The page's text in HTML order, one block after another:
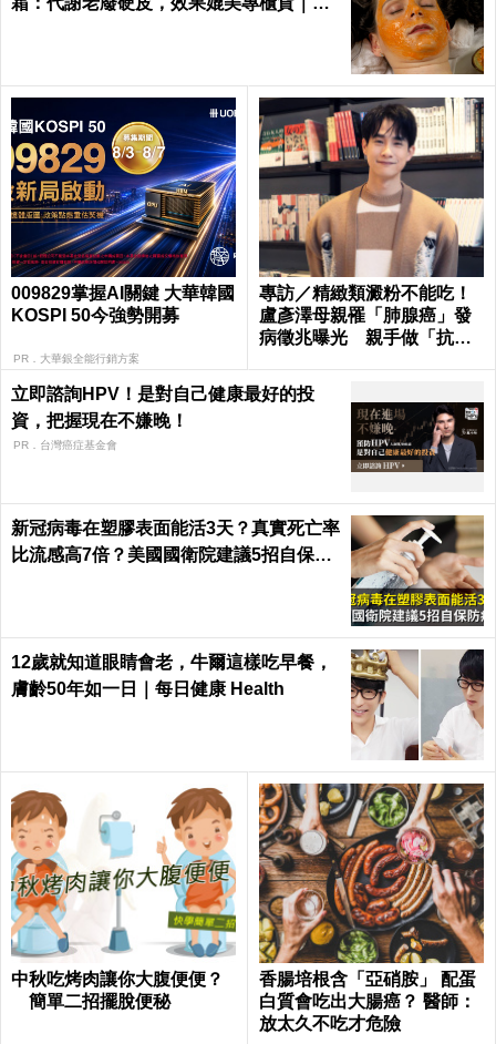
009829掌握AI關鍵 大華韓國
KOSPI 50今強勢開募
PR．大華銀全能行銷方案
專訪／精緻類澱粉不能吃！
盧彥澤母親罹「肺腺癌」發
病徵兆曝光 親手做「抗癌
立即諮詢HPV！是對自己健康最好的投
資，把握現在不嫌晚！
PR．台灣癌症基金會
新冠病毒在塑膠表面能活3天？真實死亡率
比流感高7倍？美國國衛院建議5招自保防
12歲就知道眼睛會老，牛爾這樣吃早餐，
膚齡50年如一日｜每日健康 Health
中秋吃烤肉讓你大腹便便？
簡單二招擺脫便秘
香腸培根含「亞硝胺」 配蛋
白質會吃出大腸癌？ 醫師：
放太久不吃才危險